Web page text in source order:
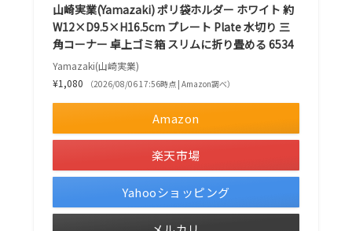
山崎実業(Yamazaki) ポリ袋ホルダー ホワイト 約
W12×D9.5×H16.5cm プレート Plate 水切り 三
角コーナー 卓上ゴミ箱 スリムに折り畳める 6534
Yamazaki(山崎実業)
¥1,080
（2026/08/06 17:56時点 | Amazon調べ）
Amazon
楽天市場
Yahooショッピング